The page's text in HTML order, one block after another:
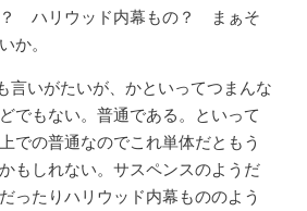
ハリウッド内幕もの？ まぁそ
か。
いがたいが、かといってつまんな
もない。普通である。といって
での普通なのでこれ単体だともう
もしれない。サスペンスのようだ
ったりハリウッド内幕もののよう